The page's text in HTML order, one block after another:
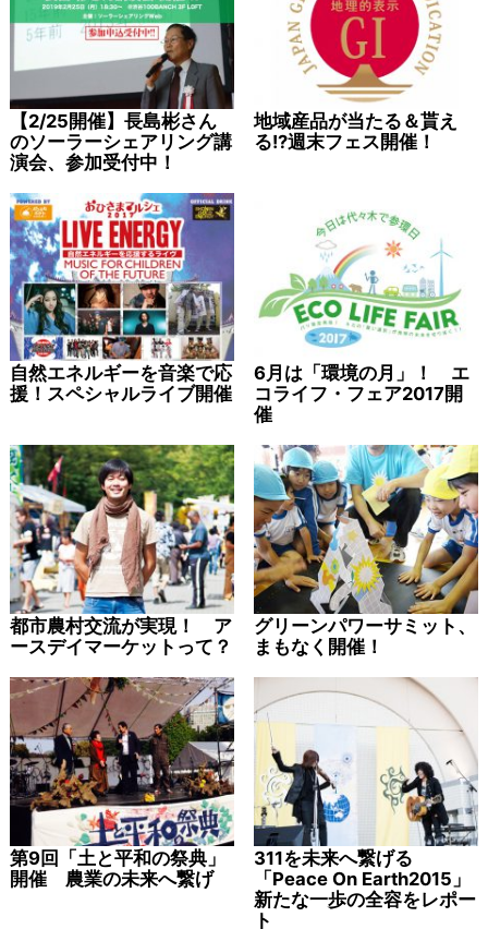
【2/25開催】長島彬さん
のソーラーシェアリング講
演会、参加受付中！
地域産品が当たる＆貰え
る!?週末フェス開催！
自然エネルギーを音楽で応
援！スペシャルライブ開催
6月は「環境の月」！ エ
コライフ・フェア2017開
催
都市農村交流が実現！ ア
ースデイマーケットって？
グリーンパワーサミット、
まもなく開催！
第9回「土と平和の祭典」
開催 農業の未来へ繋げ
311を未来へ繋げる
「Peace On Earth2015」
新たな一歩の全容をレポー
ト